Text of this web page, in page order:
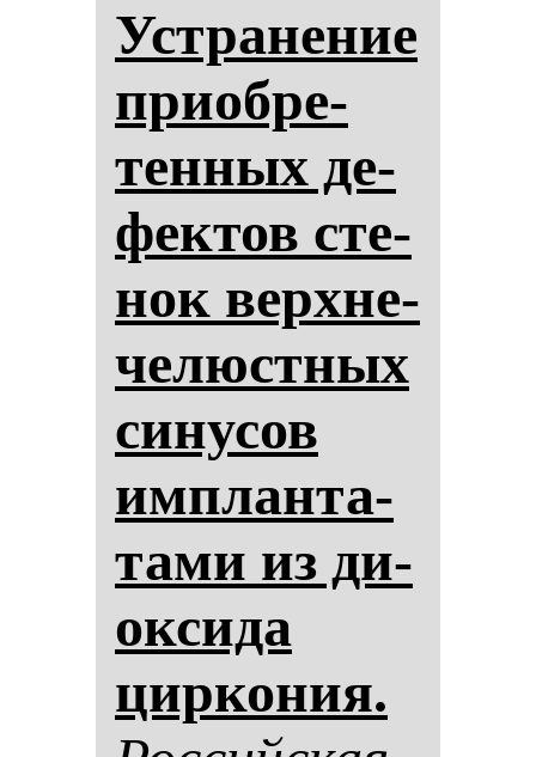
Ус­тра­не­ние
при­об­ре­
тен­ных де­
фек­тов сте­
нок вер­хне­
че­люс­тных
си­ну­сов
им­план­та­
та­ми из ди­
ок­си­да
цир­ко­ния.